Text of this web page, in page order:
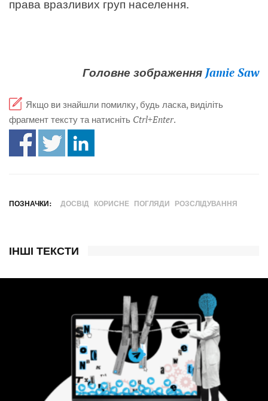
права вразливих груп населення.
Головне зображення Jamie Saw
Якщо ви знайшли помилку, будь ласка, виділіть
фрагмент тексту та натисніть Ctrl+Enter.
ПОЗНАЧКИ: ДОСВІД КОРИСНЕ ПОГЛЯДИ РОЗСЛІДУВАННЯ
ІНШІ ТЕКСТИ